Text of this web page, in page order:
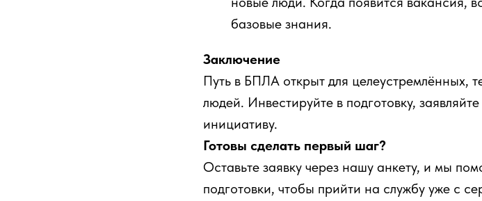
базовые знания.
Заключение
Путь в БПЛА открыт для целеустремлённых,
людей. Инвестируйте в подготовку,
инициативу.
Готовы сделать первый шаг?
Оставьте заявку через нашу анкету, и мы
подготовки, чтобы прийти на службу уже с